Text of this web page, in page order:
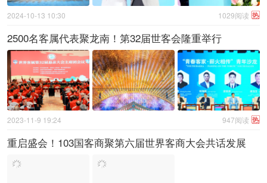
热
1029阅读
2024-10-13 10:30
2500名客属代表聚龙南！第32届世客会隆重举行
热
947阅读
2023-11-9 19:24
重启盛会！103国客商聚第六届世界客商大会共话发展